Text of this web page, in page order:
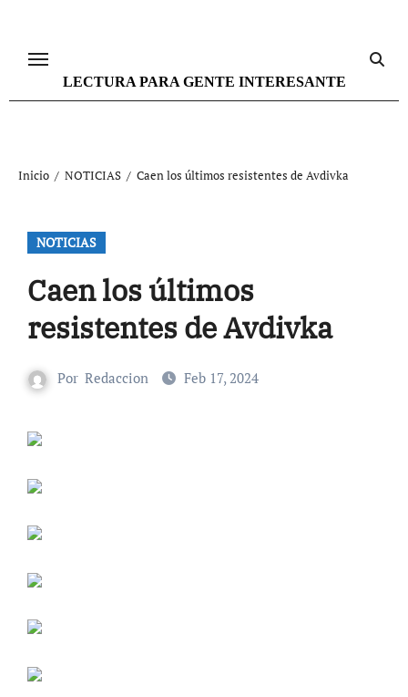
contenido
LECTURA PARA GENTE INTERESANTE
Inicio NOTICIAS Caen los últimos resistentes de Avdivka
NOTICIAS
Caen los últimos
resistentes de Avdivka
Por Redaccion Feb 17, 2024